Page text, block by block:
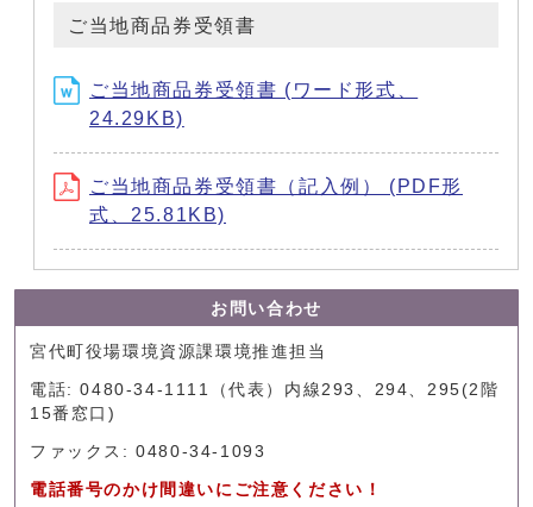
ご当地商品券受領書
ご当地商品券受領書 (ワード形式、
24.29KB)
ご当地商品券受領書（記入例） (PDF形
式、25.81KB)
お問い合わせ
宮代町役場環境資源課環境推進担当
電話: 0480-34-1111（代表）内線293、294、295(2階
15番窓口)
ファックス: 0480-34-1093
電話番号のかけ間違いにご注意ください！